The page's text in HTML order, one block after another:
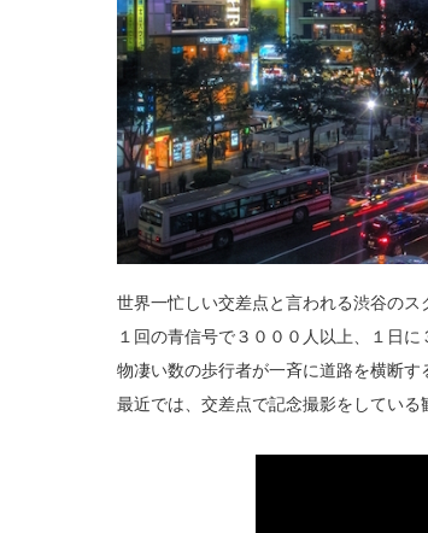
世界一忙しい交差点と言われる渋谷のス
１回の青信号で３０００人以上、１日
物凄い数の歩行者が一斉に道路を横断す
最近では、交差点で記念撮影をしている